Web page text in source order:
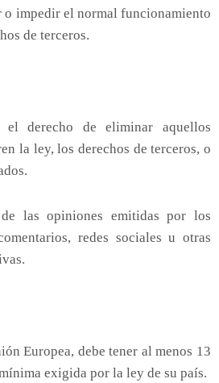
o impedir el normal funcionamiento
de terceros.
derecho de eliminar aquellos
la ley, los derechos de terceros, o
las opiniones emitidas por los
redes sociales u otras
Europea, debe tener al menos 13
exigida por la ley de su país.